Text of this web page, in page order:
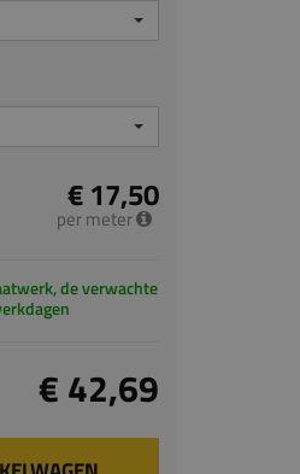
€ 17,50
per meter
de verwachte
€ 42,69